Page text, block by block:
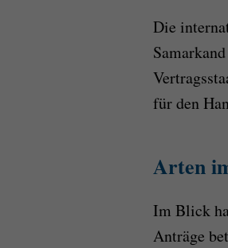
Die
für den
Arten
Im Blick
Anträge